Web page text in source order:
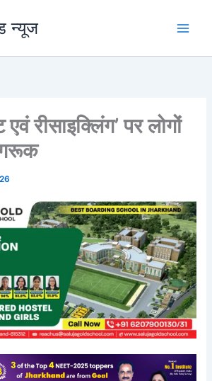
न्यूज
रीसाइक्लिंग’ पर लोगों